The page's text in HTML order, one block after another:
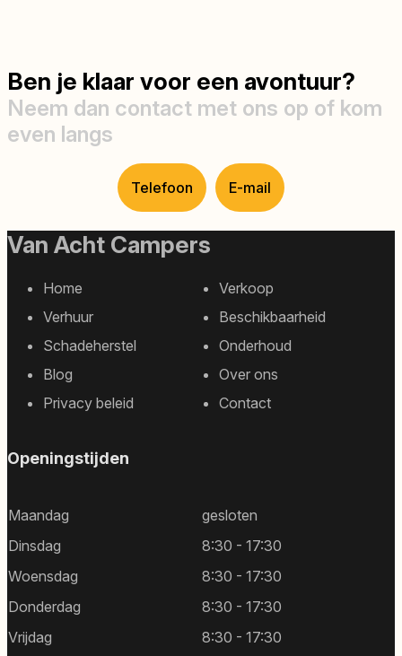
Ben je klaar voor een avontuur?
Neem dan contact met ons op of kom
even langs
Telefoon E-mail
Van Acht Campers
Footer
sitemap
Home
Verkoop
Verhuur
Beschikbaarheid
Schadeherstel
Onderhoud
Blog
Over ons
Privacy beleid
Contact
Openingstijden
Maandag
gesloten
Dinsdag
8:30 - 17:30
Woensdag
8:30 - 17:30
Donderdag
8:30 - 17:30
Vrijdag
8:30 - 17:30